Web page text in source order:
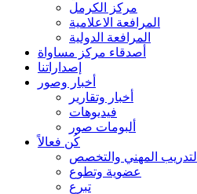
مركز الكرمل
المرافعة الاعلامية
المرافعة الدولية
أصدقاء مركز مساواة
إصداراتنا
أخبار وصور
أخبار وتقارير
فيديوهات
ألبومات صور
كُن فعالاً
التدريب المهني والتخصص
عضوية وتطوع
تبرع